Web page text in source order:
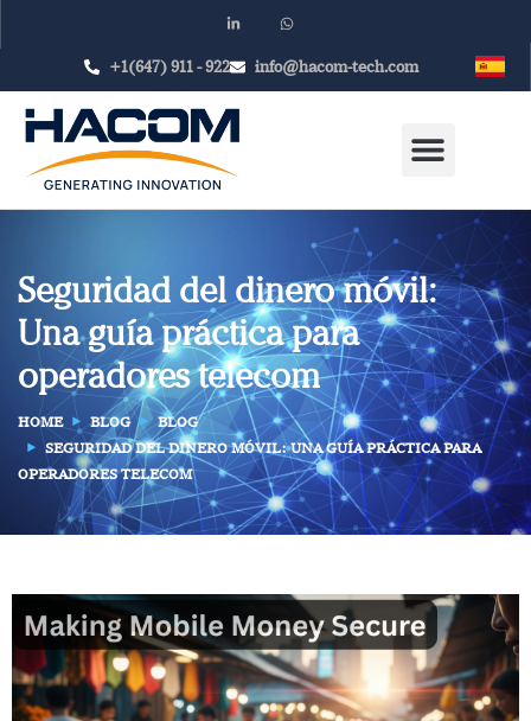
+1(647) 911 - 922 info@hacom-tech.com
Seguridad del dinero móvil:
Una guía práctica para
operadores telecom
HOME BLOG
BLOG
SEGURIDAD DEL DINERO MÓVIL: UNA GUÍA PRÁCTICA PARA
OPERADORES TELECOM